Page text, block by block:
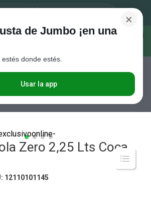
entrega
×
de Jumbo ¡en una
donde estés.
Usar la app
Gaseosa Cola Zero 2,25 Lts Coca Cola
Zero 2,25 Lts Coca
: 12110101145